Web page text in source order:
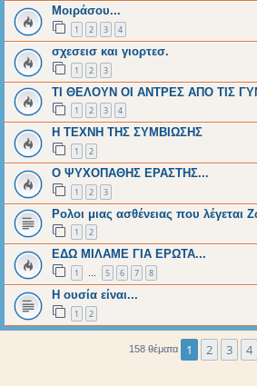
Μοιράσου...
1 2 3 4
σχεσεισ και γιορτεσ.
1 2 3
ΤΙ ΘΕΛΟΥΝ ΟΙ ΑΝΤΡΕΣ ΑΠΟ ΤΙΣ
1 2 3 4
Η ΤΕΧΝΗ ΤΗΣ ΣΥΜΒΙΩΣΗΣ
1 2
Ο ΨΥΧΟΠΑΘΗΣ ΕΡΑΣΤΗΣ...
1 2 3
Ρολοι μιας ασθένειας που λέγεται
1 2
ΕΔΩ ΜΙΛΑΜΕ ΓΙΑ ΕΡΩΤΑ...
1 … 5 6 7 8
Η ουσία είναι...
1 2
158 θέματα 1 2 3 4